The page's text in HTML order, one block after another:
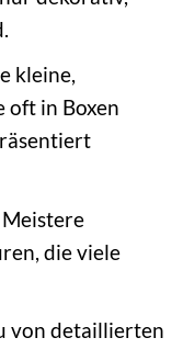
kleine,
oft in Boxen
Meistere
die viele
von detaillierten